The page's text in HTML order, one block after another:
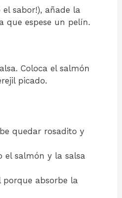
sabor!), añade la
que espese un pelín.
Coloca el salmón
picado.
quedar rosadito y
el salmón y la salsa
absorbe la